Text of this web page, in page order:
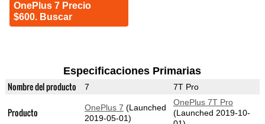
OnePlus 7 Precio
$600. Buscar
Especificaciones Primarias
Nombre del producto 7 7T Pro
Producto OnePlus 7 (Launched
2019-05-01)
OnePlus 7T Pro
(Launched 2019-10-